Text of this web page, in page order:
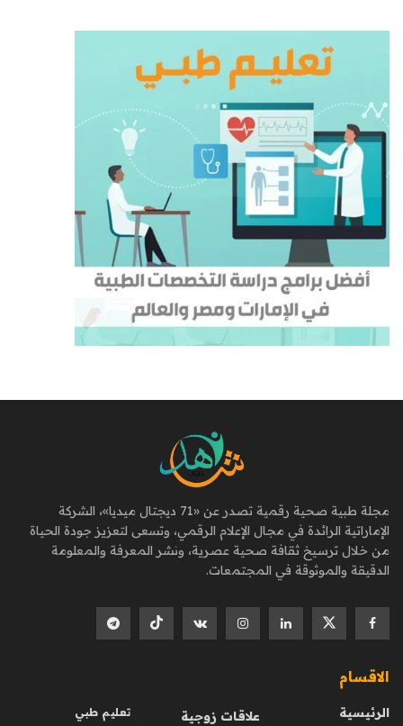
مجلة طبية صحية رقمية تصدر عن «71 ديجتال ميديا»، الشركة
الإماراتية الرائدة في مجال الإعلام الرقمي، وتسعى لتعزيز جودة الحياة
من خلال ترسيخ ثقافة صحية عصرية، ونشر المعرفة والمعلومة
الدقيقة والموثوقة في المجتمعات.
الاقسام
الرئيسية
علاقات زوجية
تعليم طبي